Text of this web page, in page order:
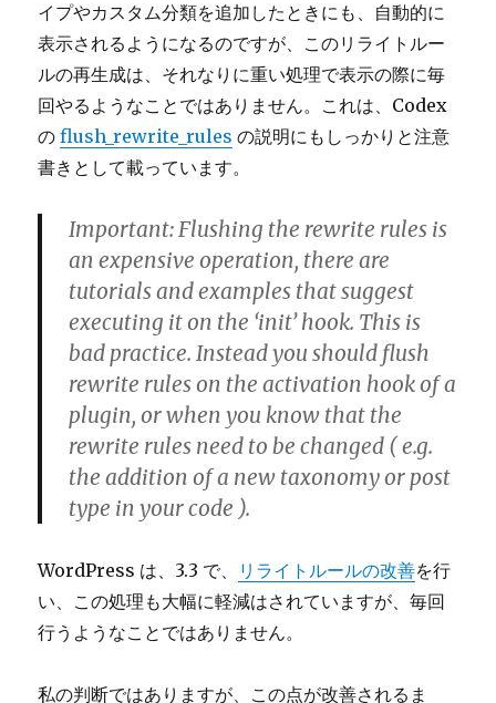
イプやカスタム分類を追加したときにも、自動的に
表示されるようになるのですが、このリライトルー
ルの再生成は、それなりに重い処理で表示の際に毎
回やるようなことではありません。これは、Codex
のflush_rewrite_rules の説明にもしっかりと注意
書きとして載っています。
Important: Flushing the rewrite rules is
an expensive operation, there are
tutorials and examples that suggest
executing it on the ‘init’ hook. This is
bad practice. Instead you should flush
rewrite rules on the activation hook of a
plugin, or when you know that the
rewrite rules need to be changed ( e.g.
the addition of a new taxonomy or post
type in your code ).
WordPress は、3.3 で、 リライトルールの改善を行
い、この処理も大幅に軽減はされていますが、毎回
行うようなことではありません。
私の判断ではありますが、この点が改善されるま